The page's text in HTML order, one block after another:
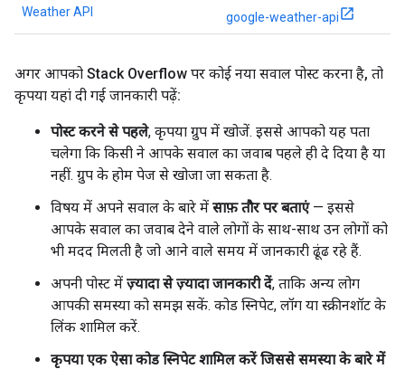
Weather API google-weather-api
अगर आपको Stack Overflow पर कोई नया सवाल पोस्ट करना है, तो
कृपया यहां दी गई जानकारी पढ़ें:
पोस्ट करने से पहले, कृपया ग्रुप में खोजें. इससे आपको यह पता
चलेगा कि किसी ने आपके सवाल का जवाब पहले ही दे दिया है या
नहीं. ग्रुप के होम पेज से खोजा जा सकता है.
विषय में अपने सवाल के बारे में साफ़ तौर पर बताएं— इससे
आपके सवाल का जवाब देने वाले लोगों के साथ-साथ उन लोगों को
भी मदद मिलती है जो आने वाले समय में जानकारी ढूंढ रहे हैं.
अपनी पोस्ट में ज़्यादा से ज़्यादा जानकारी दें, ताकि अन्य लोग
आपकी समस्या को समझ सकें. कोड स्निपेट, लॉग या स्क्रीनशॉट के
लिंक शामिल करें.
कृपया एक ऐसा कोड स्निपेट शामिल करें जिससे समस्या के बारे में